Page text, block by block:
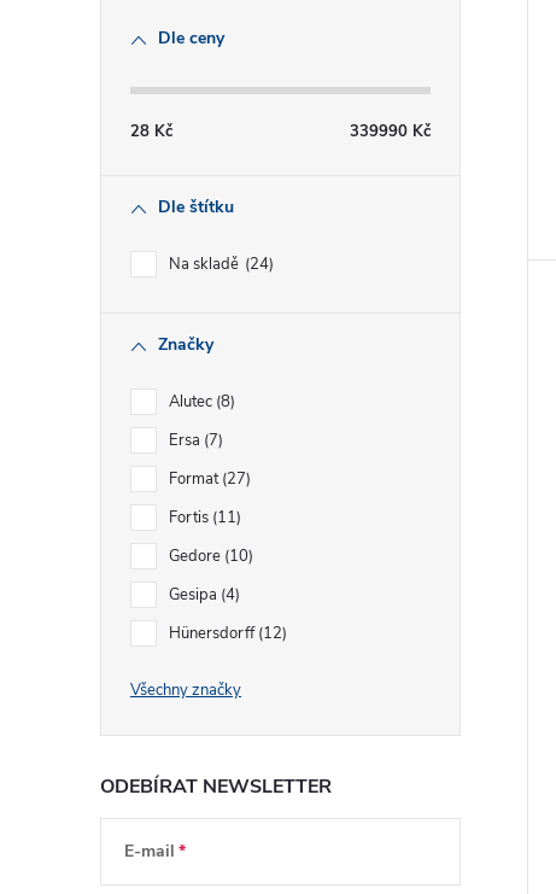
Dle ceny
28 Kč 339990 Kč
Dle štítku
Na skladě 24
Značky
Alutec 8
Ersa 7
Format 27
Fortis 11
Gedore 10
Gesipa 4
Hünersdorff 12
Všechny značky
ODEBÍRAT NEWSLETTER
E-mail
ů
k